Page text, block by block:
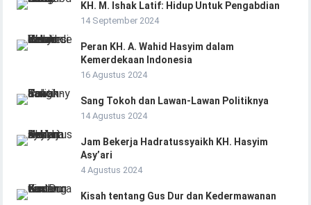
KH. M. Ishak Latif: Hidup Untuk Pengabdian
14 September 2024
Peran KH. A. Wahid Hasyim dalam
Kemerdekaan Indonesia
16 Agustus 2024
Sang Tokoh dan Lawan-Lawan Politiknya
14 Agustus 2024
Jam Bekerja Hadratussyaikh KH. Hasyim
Asy’ari
4 Agustus 2024
Kisah tentang Gus Dur dan Kedermawanan